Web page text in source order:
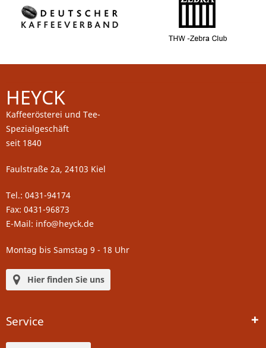
HEYCK
Kaffeerösterei und Tee-
Spezialgeschäft
seit 1840
Faulstraße 2a, 24103 Kiel
Tel.: 0431-94174
Fax: 0431-96873
E-Mail: info@heyck.de
Montag bis Samstag 9 - 18 Uhr
Hier finden Sie uns
Service